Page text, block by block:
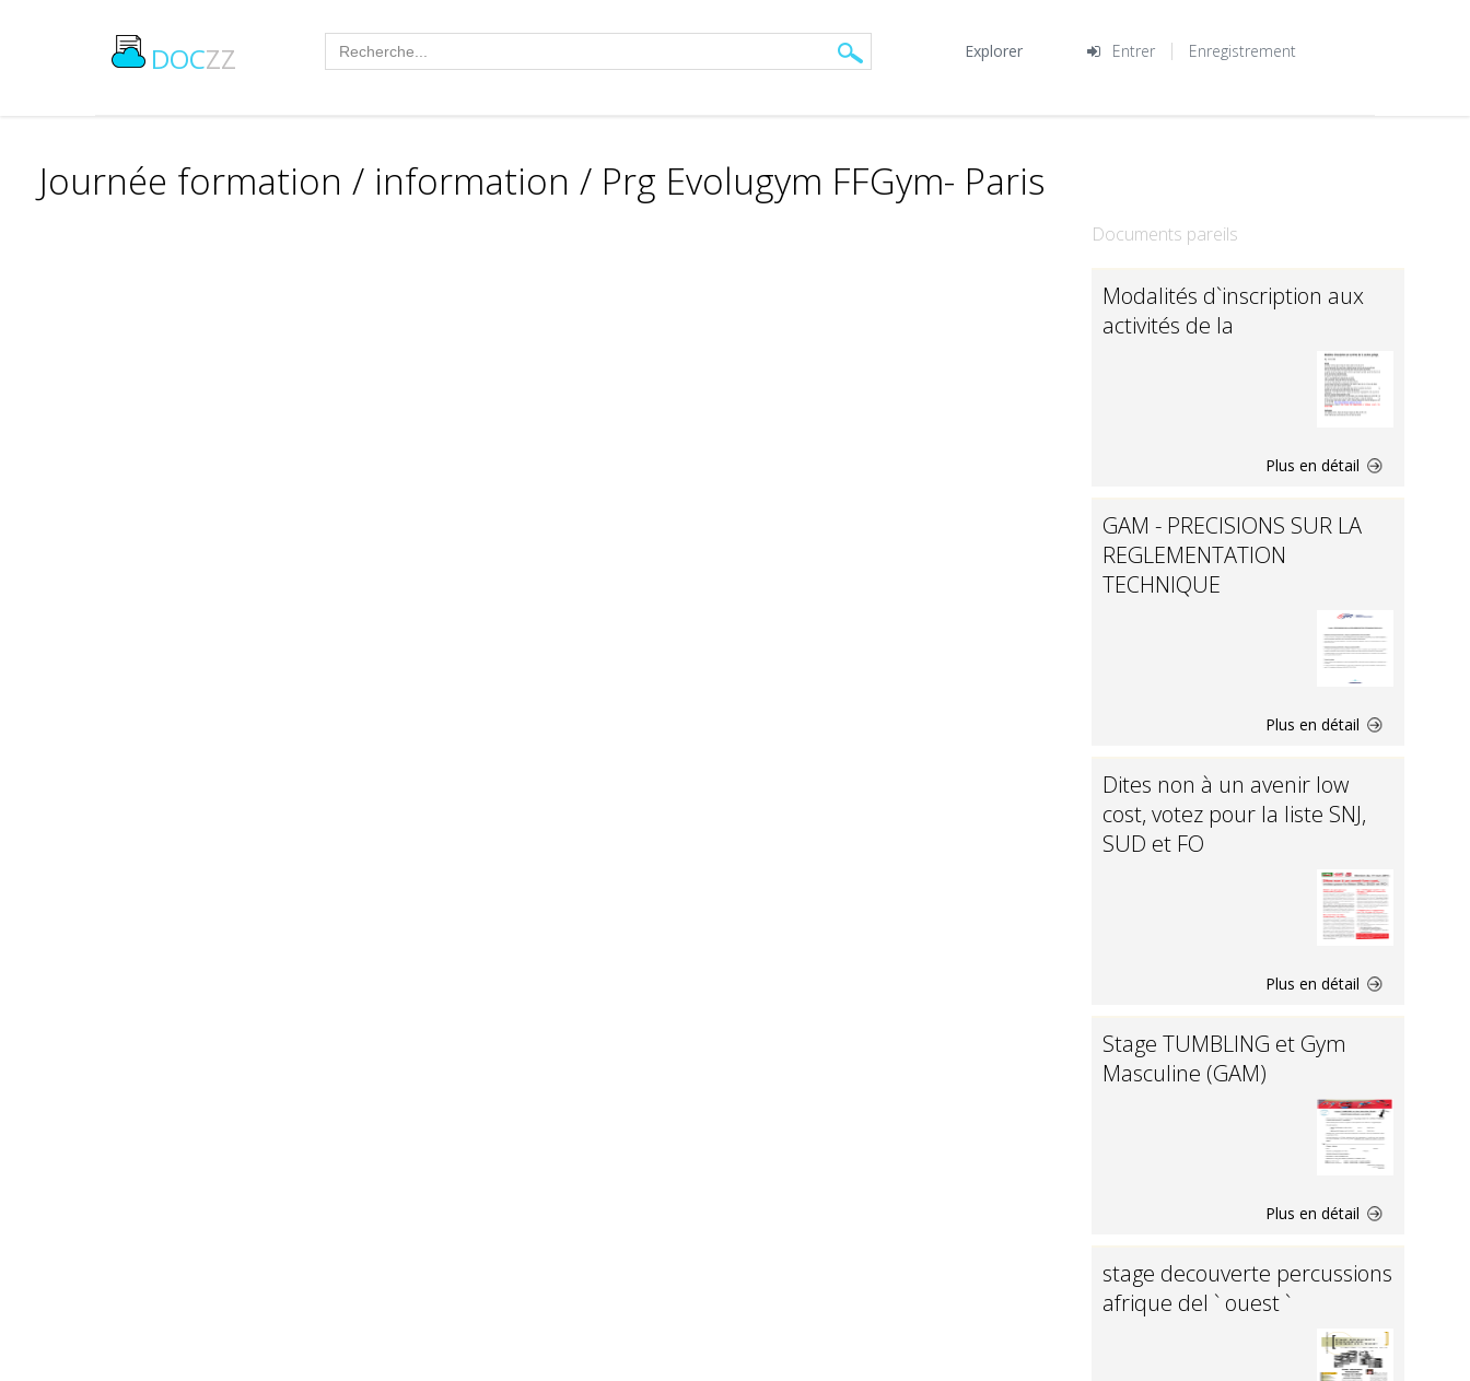
DOCZZ Entrer Enregistrement
Explorer
Journée formation / information / Prg Evolugym FFGym- Paris
Documents pareils
Modalités d`inscription aux
activités de la
Plus en détail
GAM - PRECISIONS SUR LA
REGLEMENTATION
TECHNIQUE
Plus en détail
Dites non à un avenir low
cost, votez pour la liste SNJ,
SUD et FO
Plus en détail
Stage TUMBLING et Gym
Masculine (GAM)
Plus en détail
stage decouverte percussions
afrique del ` ouest `